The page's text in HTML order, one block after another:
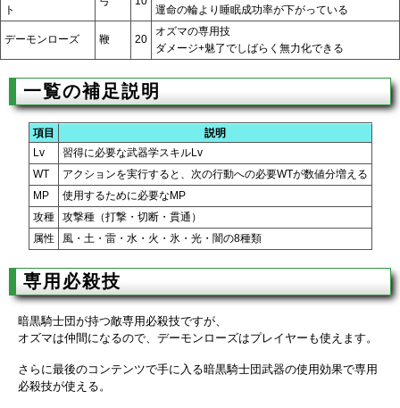
ト 運命の輪より睡眠成功率が下がっている
デーモンローズ 鞭 20
オズマの専用技
ダメージ+魅了でしばらく無力化できる
一覧の補足説明
項目
説明
Lv
習得に必要な武器学スキルLv
WT
アクションを実行すると、次の行動への必要WTが数値分増える
MP
使用するために必要なMP
攻種
攻撃種（打撃・切断・貫通）
属性
風・土・雷・水・火・氷・光・闇の8種類
専用必殺技
暗黒騎士団が持つ敵専用必殺技ですが、
オズマは仲間になるので、デーモンローズはプレイヤーも使えます。
さらに最後のコンテンツで手に入る暗黒騎士団武器の使用効果で専用
必殺技が使える。